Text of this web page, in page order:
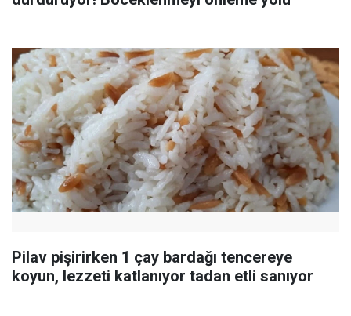
Pilav pişirirken 1 çay bardağı tencereye
koyun, lezzeti katlanıyor tadan etli sanıyor